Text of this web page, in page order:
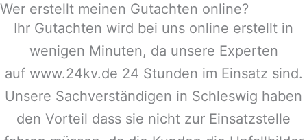
Wer erstellt meinen Gutachten online?
Ihr Gutachten wird bei uns online erstellt in
wenigen Minuten, da unsere Experten
auf www.24kv.de 24 Stunden im Einsatz sind.
Unsere Sachverständigen in Schleswig haben
den Vorteil dass sie nicht zur Einsatzstelle